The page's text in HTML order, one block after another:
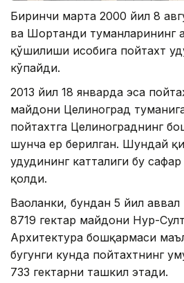
Биринчи марта 2000 йил 8
ва Шортанди туманларининг
қўшилиши ҳисобига пойтахт
кўпайди.
2013 йил 18 январда эса
майдони Целиноград
пойтахтга Целинограднинг
шунча ер берилган. Шундай
ҳудудининг катталиги бу
қолди.
Ваҳоланки, бундан 5 йил
8719 гектар майдони Нур-
Архитектура бошқармаси
бугунги кунда пойтахтнинг
733 гектарни ташкил этади.